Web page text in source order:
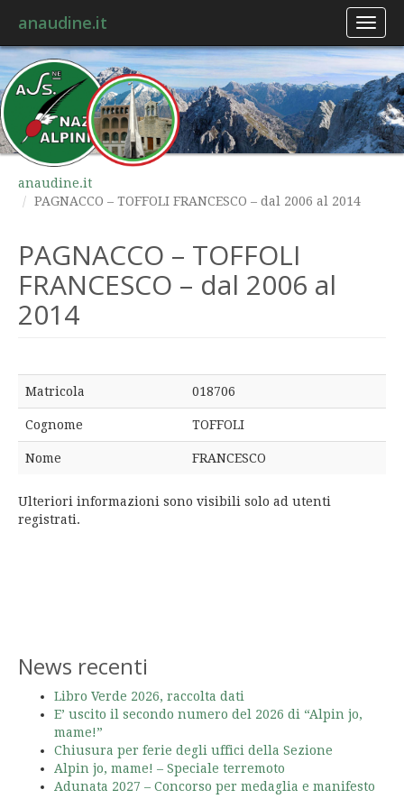
anaudine.it
anaudine.it
PAGNACCO – TOFFOLI FRANCESCO – dal 2006 al 2014
PAGNACCO – TOFFOLI
FRANCESCO – dal 2006 al
2014
Matricola 018706
Cognome TOFFOLI
Nome FRANCESCO
Ulteriori informazioni sono visibili solo ad utenti
registrati.
News recenti
Libro Verde 2026, raccolta dati
E’ uscito il secondo numero del 2026 di “Alpin jo,
mame!”
Chiusura per ferie degli uffici della Sezione
Alpin jo, mame! – Speciale terremoto
Adunata 2027 – Concorso per medaglia e manifesto